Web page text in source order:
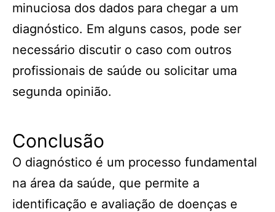
minuciosa dos dados para chegar a um
diagnóstico. Em alguns casos, pode ser
necessário discutir o caso com outros
profissionais de saúde ou solicitar uma
segunda opinião.
Conclusão
O diagnóstico é um processo fundamental
na área da saúde, que permite a
identificação e avaliação de doenças e